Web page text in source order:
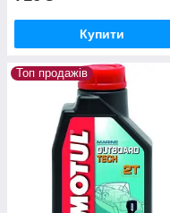
Купити
Топ продажів